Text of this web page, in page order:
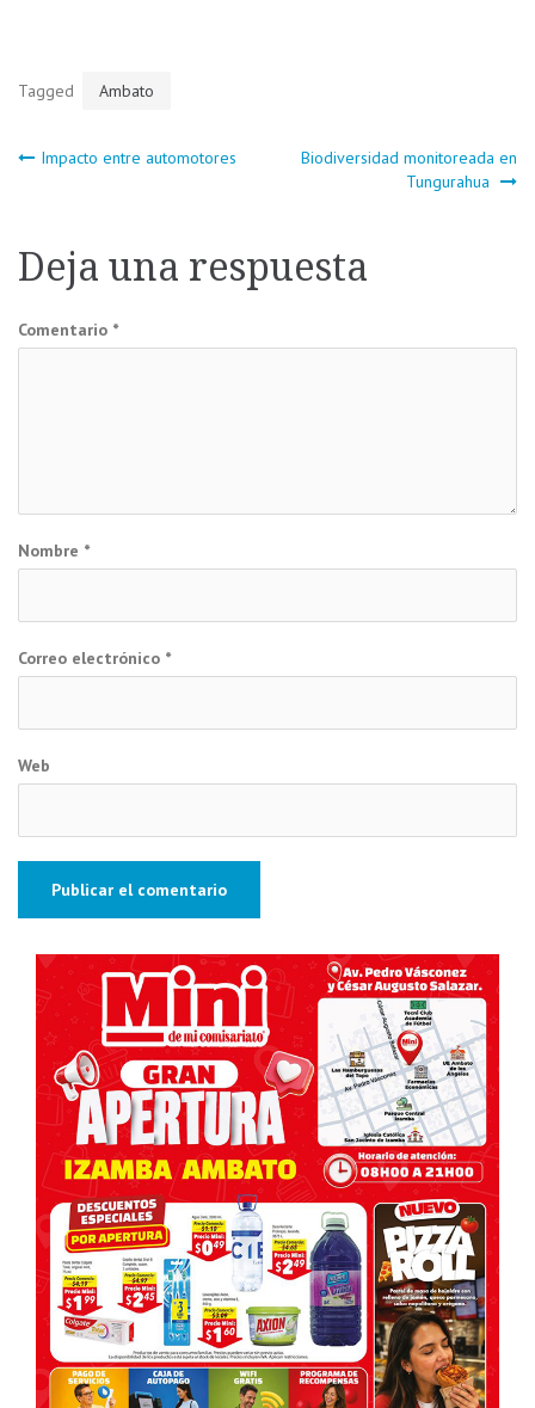
Tagged Ambato
Navegación
entradas
Impacto entre automotores
Biodiversidad monitoreada en
Tungurahua
Deja una respuesta
Comentario *
Nombre *
Correo electrónico *
Web